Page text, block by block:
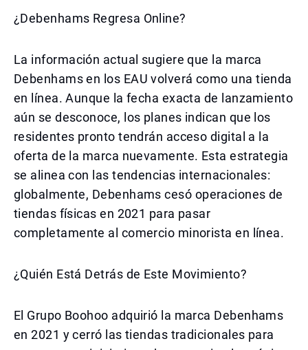
¿Debenhams Regresa Online?
La información actual sugiere que la marca
Debenhams en los EAU volverá como una tienda
en línea. Aunque la fecha exacta de lanzamiento
aún se desconoce, los planes indican que los
residentes pronto tendrán acceso digital a la
oferta de la marca nuevamente. Esta estrategia
se alinea con las tendencias internacionales:
globalmente, Debenhams cesó operaciones de
tiendas físicas en 2021 para pasar
completamente al comercio minorista en línea.
¿Quién Está Detrás de Este Movimiento?
El Grupo Boohoo adquirió la marca Debenhams
en 2021 y cerró las tiendas tradicionales para